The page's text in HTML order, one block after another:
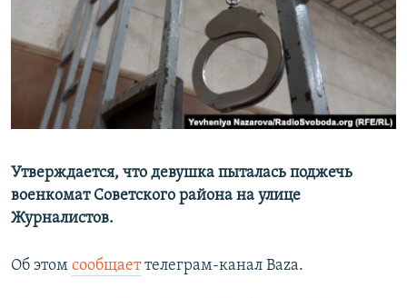
ПОДПИШИТЕСЬ НА РАССЫЛКУ
СОЦИАЛЬНЫЕ СЕТИ
Все сайты РСЕ/РС
Утверждается, что девушка пыталась поджечь
военкомат Советского района на улице
Журналистов.
Об этом сообщаеттелеграм-канал Baza.